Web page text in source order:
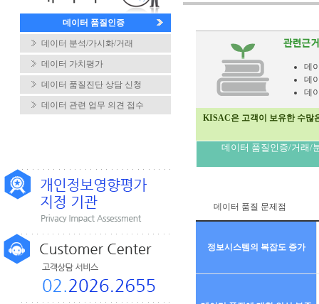
데이터 품질인증
데이터 분석/가시화/거래
데이터 가치평가
데이터 품질진단 상담 신청
데이터 관련 업무 의견 접수
데
데
데
KISAC은 고객이 보유한 수많
데이터 품질인증/거래/
데이터 품질 문제점
정보시스템의 복잡도 증가